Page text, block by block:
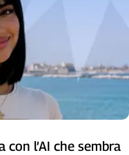
con l’AI che sembra